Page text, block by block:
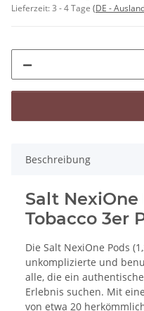
Lieferzeit:3 - 4 Tage (DE -
Beschreibung
Salt NexiOne
Tobacco 3er
Die Salt NexiOne Pods
unkomplizierte und
alle, die ein
Erlebnis suchen. Mit
von etwa 20